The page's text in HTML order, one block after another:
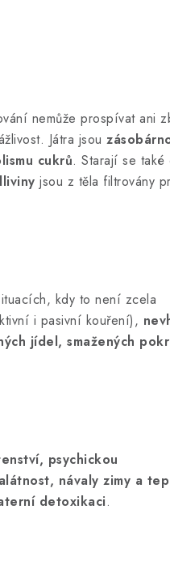
nemůže prospívat ani
Játra jsou
cukrů. Starají se také
jsou z těla filtrovány
kdy to není zcela
i pasivní kouření),
jídel, smažených
psychickou
návaly zimy a
detoxikaci.